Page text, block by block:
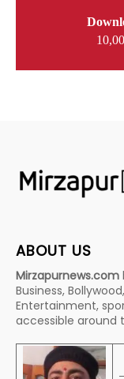
ABOUT US
Mirzapurnews.com
Business,
Entertainment,
accessible around